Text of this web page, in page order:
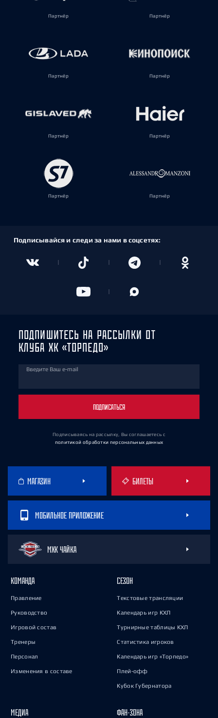
Партнёр Партнёр
Партнёр Партнёр
Партнёр Партнёр
Партнёр Партнёр
Подписывайся и следи за нами в соцсетях:
ПОДПИШИТЕСЬ НА РАССЫЛКИ ОТ
КЛУБА ХК «ТОРПЕДО»
Введите Ваш e-mail
ПОДПИСАТЬСЯ
Подписываясь на рассылку, Вы соглашаетесь с
политикой обработки персональных данных
МАГАЗИН БИЛЕТЫ
МОБИЛЬНОЕ ПРИЛОЖЕНИЕ
МХК ЧАЙКА
КОМАНДА
Правление
Руководство
Игровой состав
Тренеры
Персонал
Изменения в составе
СЕЗОН
Текстовые трансляции
Календарь игр КХЛ
Турнирные таблицы КХЛ
Статистика игроков
Календарь игр «Торпедо»
Плей-офф
Кубок Губернатора
МЕДИА ФАН-ЗОНА